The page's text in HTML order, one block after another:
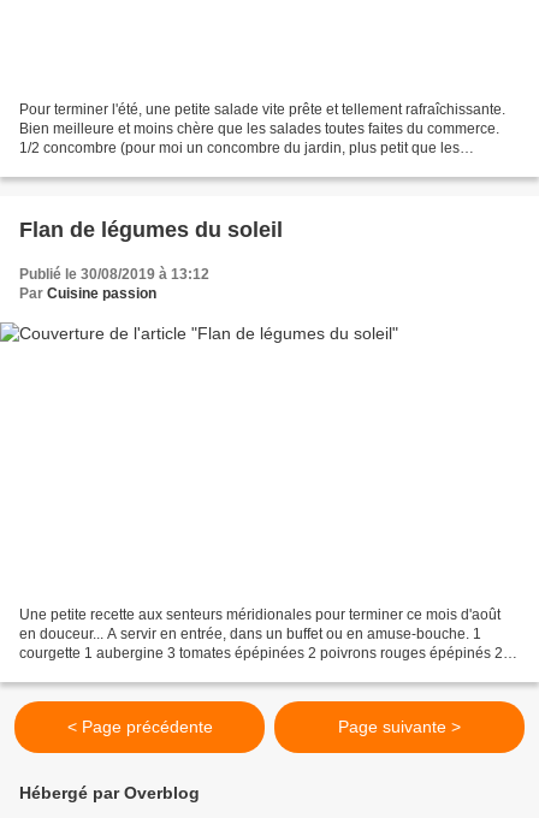
Pour terminer l'été, une petite salade vite prête et tellement rafraîchissante.
Bien meilleure et moins chère que les salades toutes faites du commerce.
1/2 concombre (pour moi un concombre du jardin, plus petit que les
Flan de légumes du soleil
Publié le 30/08/2019 à 13:12
Par Cuisine passion
Une petite recette aux senteurs méridionales pour terminer ce mois d'août
en douceur... A servir en entrée, dans un buffet ou en amuse-bouche. 1
courgette 1 aubergine 3 tomates épépinées 2 poivrons rouges épépinés 2
< Page précédente Page suivante >
Hébergé par Overblog